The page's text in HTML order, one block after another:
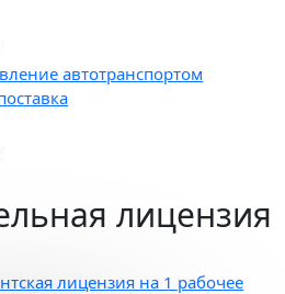
автотранспортом
лицензия
лицензия на 1 рабочее